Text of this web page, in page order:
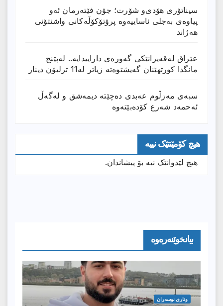
سیناتۆری هۆدی‌و شۆرت؛ جۆن فێتەرمان ئەو
پیاوەی بەجلی ئاساییەوە پرۆتۆکۆڵەکانی واشنتۆنی
هەژاند
عێراق له‌قه‌یرانێكى گه‌وره‌ى داراییدایه‌.. له‌پێنج
مانگدا كورتهێنان گه‌یشتوه‌ته‌ زیاتر له‌11 ترلیۆن دینار
سبەی مەزڵوم عەبدی دەچێتە دیمەشق و لەگەڵ
ئەحمەد شەرع کۆدەبێتەوە
هیچ کۆمێنتێک نییە
هیچ لێدوانێک نیە بۆ پیشاندان.
بیانخوێنەرەوە
وتارى نوسەران